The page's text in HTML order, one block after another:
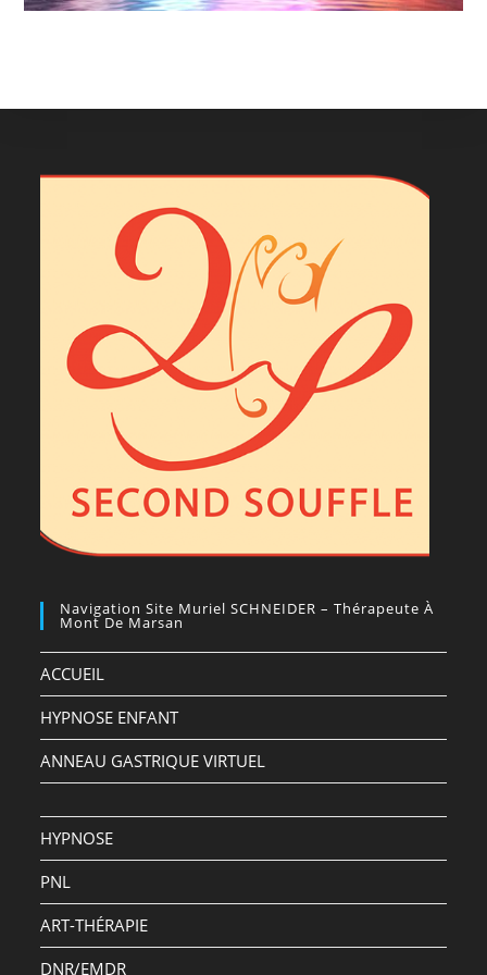
Navigation Site Muriel SCHNEIDER – Thérapeute À
Mont De Marsan
ACCUEIL
HYPNOSE ENFANT
ANNEAU GASTRIQUE VIRTUEL
HYPNOSE
PNL
ART-THÉRAPIE
DNR/EMDR